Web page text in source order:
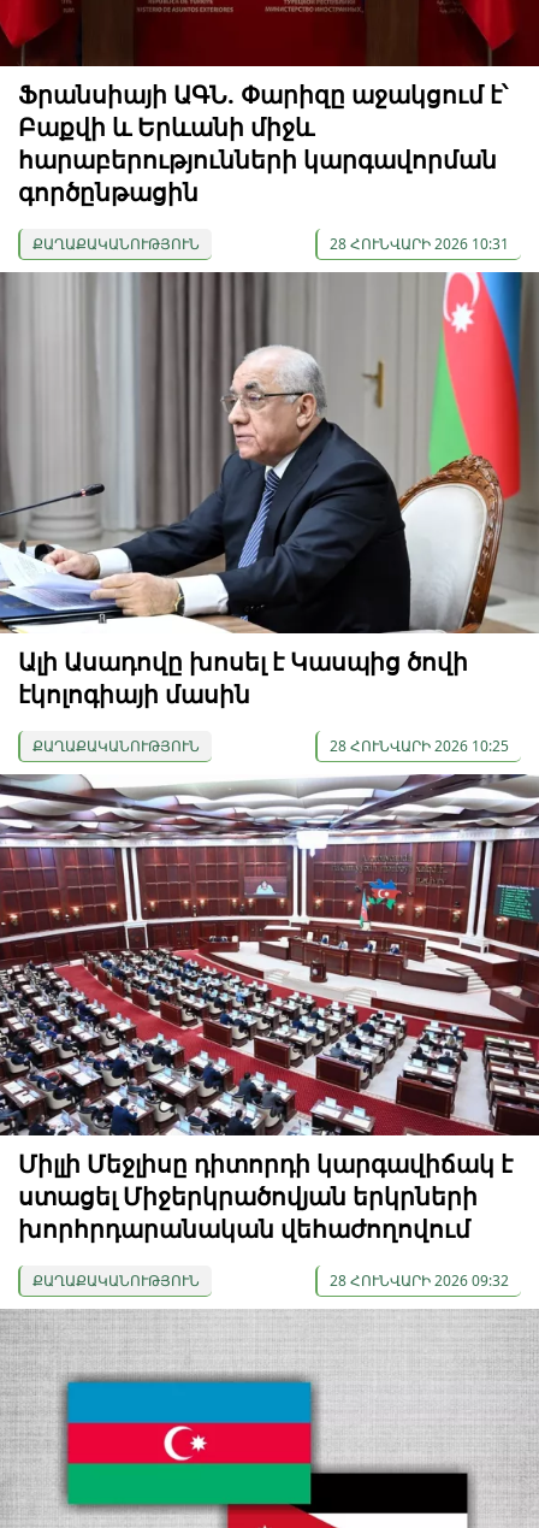
Ֆրանսիայի ԱԳՆ. Փարիզը աջակցում է՝
Բաքվի և Երևանի միջև
հարաբերությունների կարգավորման
գործընթացին
ՔԱՂԱՔԱԿԱՆՈՒԹՅՈՒՆ 28 ՀՈՒՆՎԱՐԻ 2026 10:31
Ալի Ասադովը խոսել է Կասպից ծովի
էկոլոգիայի մասին
ՔԱՂԱՔԱԿԱՆՈՒԹՅՈՒՆ 28 ՀՈՒՆՎԱՐԻ 2026 10:25
Միլլի Մեջլիսը դիտորդի կարգավիճակ է
ստացել Միջերկրածովյան երկրների
խորհրդարանական վեհաժողովում
ՔԱՂԱՔԱԿԱՆՈՒԹՅՈՒՆ 28 ՀՈՒՆՎԱՐԻ 2026 09:32